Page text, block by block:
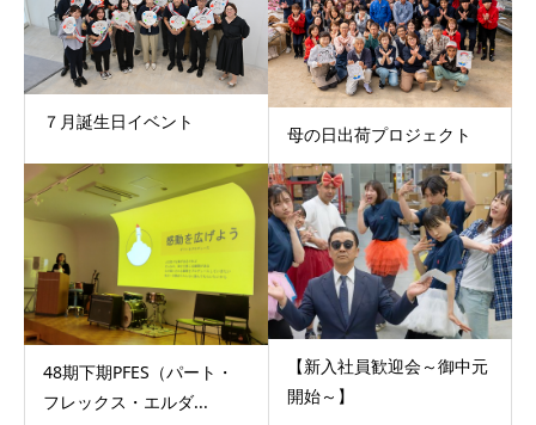
７月誕生日イベント
母の日出荷プロジェクト
48期下期PFES（パート・
フレックス・エルダ...
【新入社員歓迎会～御中元
開始～】